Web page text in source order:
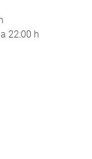
22:00 h